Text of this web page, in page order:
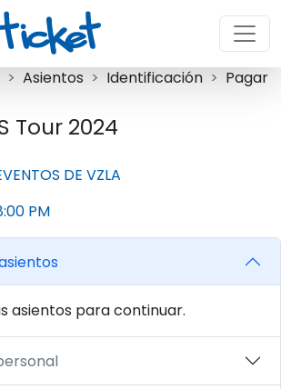
Asientos Identificación Pagar
Tour 2024
DE VZLA
PM
asientos para continuar.